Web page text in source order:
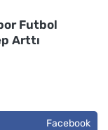
Futbol
Arttı
Facebook